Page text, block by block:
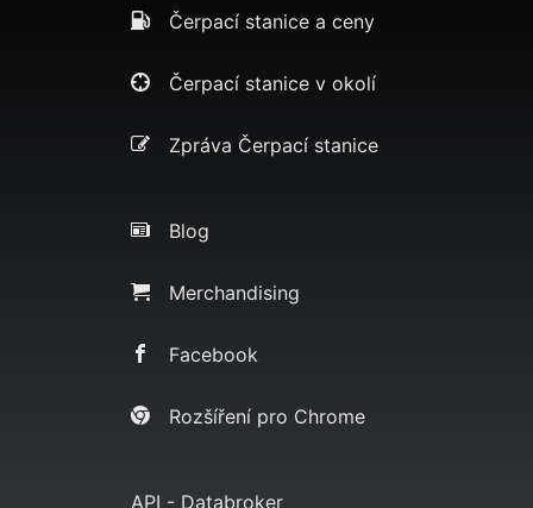
Čerpací stanice a ceny
Čerpací stanice v okolí
Zpráva Čerpací stanice
Blog
Merchandising
Facebook
Rozšíření pro Chrome
API - Databroker